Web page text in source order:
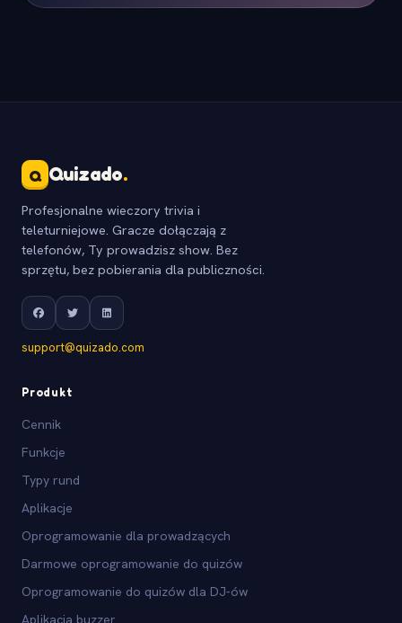
Q Quizado.
Profesjonalne wieczory trivia i
teleturniejowe. Gracze dołączają z
telefonów, Ty prowadzisz show. Bez
sprzętu, bez pobierania dla publiczności.
support@quizado.com
Produkt
Cennik
Funkcje
Typy rund
Aplikacje
Oprogramowanie dla prowadzących
Darmowe oprogramowanie do quizów
Oprogramowanie do quizów dla DJ-ów
Aplikacja buzzer